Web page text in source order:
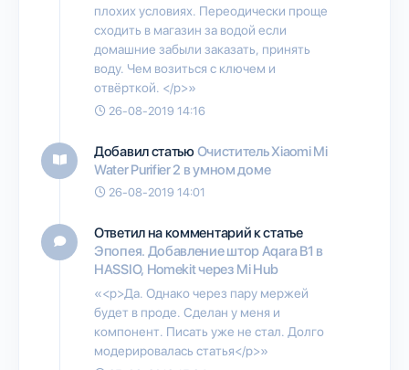
плохих условиях. Переодически проще
сходить в магазин за водой если
домашние забыли заказать, принять
воду. Чем возиться с ключем и
отвёрткой. </p>»
26-08-2019 14:16
Добавил статьюОчиститель Xiaomi Mi
Water Purifier 2 в умном доме
26-08-2019 14:01
Ответил на комментарий к статье
Эпопея. Добавление штор Aqara B1 в
HASSIO, Homekit через Mi Hub
«<p>Да. Однако через пару мержей
будет в проде. Сделан у меня и
компонент. Писать уже не стал. Долго
модерировалась статья</p>»